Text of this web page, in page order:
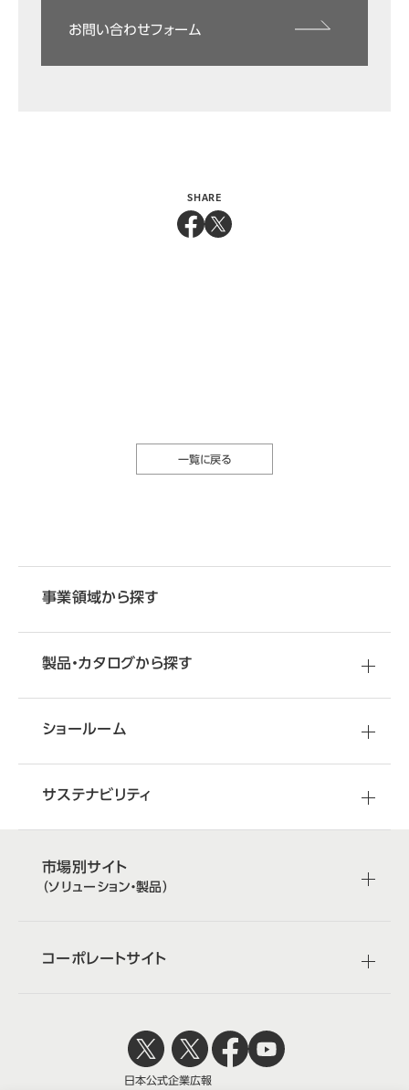
お問い合わせフォーム
SHARE
一覧に戻る
事業領域から探す
製品・カタログから探す
ショールーム
サステナビリティ
市場別サイト
（ソリューション・製品）
コーポレートサイト
日本公式企業広報